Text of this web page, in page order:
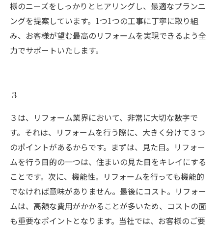
様のニーズをしっかりとヒアリングし、最適なプランニ
ングを提案しています。1つ1つの工事に丁寧に取り組
み、お客様が望む最高のリフォームを実現できるよう全
力でサポートいたします。
３
３は、リフォーム業界において、非常に大切な数字で
す。それは、リフォームを行う際に、大きく分けて３つ
のポイントがあるからです。まずは、見た目。リフォー
ムを行う目的の一つは、住まいの見た目をキレイにする
ことです。次に、機能性。リフォームを行っても機能的
でなければ意味がありません。最後にコスト。リフォー
ムは、高額な費用がかかることが多いため、コストの面
も重要なポイントとなります。当社では、お客様のご要